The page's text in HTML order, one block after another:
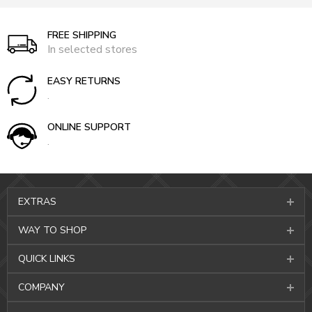
FREE SHIPPING
In selected stores
EASY RETURNS
.
ONLINE SUPPORT
.
EXTRAS
WAY TO SHOP
QUICK LINKS
COMPANY